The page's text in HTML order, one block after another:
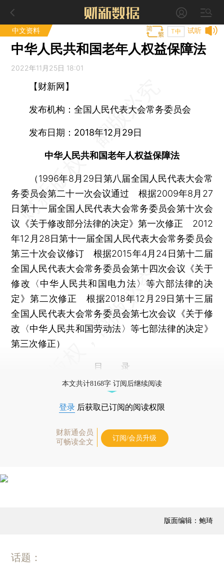
中文资料 试听
T中
中华人民共和国老年人权益保障法
2022年11月25日 18:01
【财新网】
发布机构：全国人民代表大会常务委员会
发布日期：2018年12月29日
中华人民共和国老年人权益保障法
（1996年8月29日第八届全国人民代表大会常
务委员会第二十一次会议通过 根据2009年8月27
日第十一届全国人民代表大会常务委员会第十次会
议《关于修改部分法律的决定》第一次修正 2012
年12月28日第十一届全国人民代表大会常务委员会
第三十次会议修订 根据2015年4月24日第十二届
全国人民代表大会常务委员会第十四次会议《关于
修改〈中华人民共和国电力法〉等六部法律的决
定》第二次修正 根据2018年12月29日第十三届
全国人民代表大会常务委员会第七次会议《关于修
改〈中华人民共和国劳动法〉等七部法律的决定》
第三次修正）
目 录
本文共计8168字 订阅后继续阅读
登录 后获取已订阅的阅读权限
财新通会员
可畅读全文
订阅/会员升级
版面编辑：鲍琦
话题：